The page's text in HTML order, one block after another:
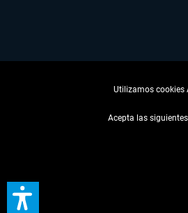
Utilizamos cookies
Acepta las